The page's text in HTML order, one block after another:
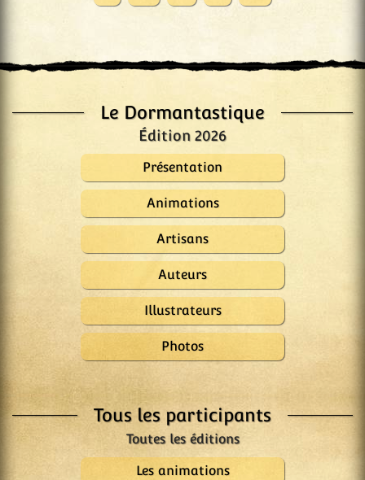
Le Dormantastique
Édition 2026
Présentation
Animations
Artisans
Auteurs
Illustrateurs
Photos
Tous les participants
Les animations